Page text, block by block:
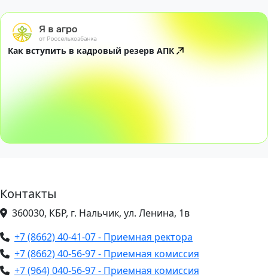
Как вступить в кадровый резерв АПК
Контакты
360030, КБР, г. Нальчик, ул. Ленина, 1в
+7 (8662) 40-41-07 - Приемная ректора
+7 (8662) 40-56-97 - Приемная комиссия
+7 (964) 040-56-97 - Приемная комиссия